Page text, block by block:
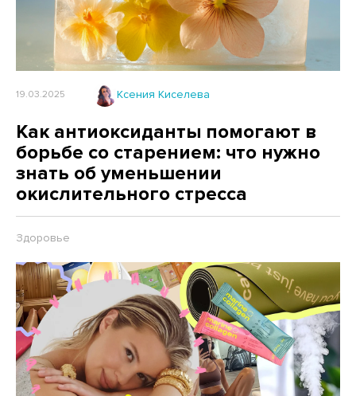
19.03.2025 Ксения Киселева
Как антиоксиданты помогают в
борьбе со старением: что нужно
знать об уменьшении
окислительного стресса
Здоровье